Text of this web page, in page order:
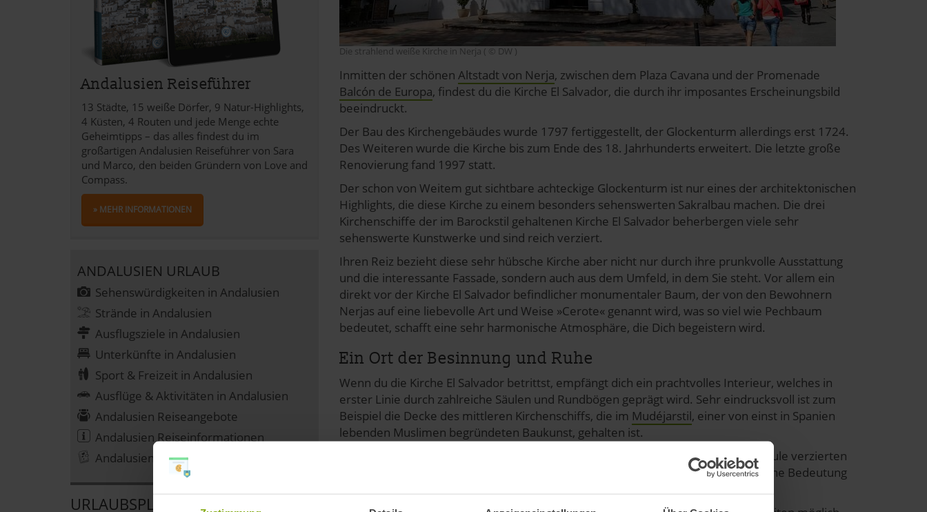
Die strahlend weiße Kirche in Nerja ( © DW )
Inmitten der schönen Altstadt von Nerja, zwischen dem Plaza Cavana und der Promenade
Balcón de Europa, findest du die Kirche El Salvador, die durch ihr imposantes Erscheinungsbild
beeindruckt.
Der Bau des Kirchengebäudes wurde 1797 fertiggestellt, der Glockenturm allerdings erst 1724.
Des Weiteren wurde die Kirche bis zum Ende des 18. Jahrhunderts erweitert. Die letzte große
Renovierung fand 1997 statt.
Der schon von Weitem gut sichtbare achteckige Glockenturm ist nur eines der architektonischen
Highlights, die diese Kirche zu einem besonders sehenswerten Sakralbau machen. Die drei
Kirchenschiffe der im Barockstil gehaltenen Kirche El Salvador beherbergen viele sehr
sehenswerte Kunstwerke und sind reich verziert.
Ihren Reiz bezieht diese sehr hübsche Kirche aber nicht nur durch ihre prunkvolle Ausstattung
und die interessante Fassade, sondern auch aus dem Umfeld, in dem Sie steht. Vor allem ein
direkt vor der Kirche El Salvador befindlicher monumentaler Baum, der von den Bewohnern
Nerjas auf eine liebevolle Art und Weise »Cerote« genannt wird, was so viel wie Pechbaum
bedeutet, schafft eine sehr harmonische Atmosphäre, die Dich begeistern wird.
Ein Ort der Besinnung und Ruhe
Wenn du die Kirche El Salvador betrittst, empfängt dich ein prachtvolles Interieur, welches in
erster Linie durch zahlreiche Säulen und Rundbögen geprägt wird. Sehr eindrucksvoll ist zum
Beispiel die Decke des mittleren Kirchenschiffs, die im Mudéjarstil, einer von einst in Spanien
lebenden Muslimen begründeten Baukunst, gehalten ist.
Aber auch die mit sehr kunstvollen Fresken in der Machart der Granadischen Schule verzierten
Gebetsnischen sind überaus sehenswert und verdeutlichen die kunstgeschichtliche Bedeutung
Andalusien Reiseführer
13 Städte, 15 weiße Dörfer, 9 Natur-Highlights,
4 Küsten, 4 Routen und jede Menge echte
Geheimtipps – das alles findest du im
großartigen Andalusien Reiseführer von Sara
und Marco, den beiden Gründern von Love and
Compass.
» MEHR INFORMATIONEN
ANDALUSIEN URLAUB
Sehenswürdigkeiten in Andalusien
Strände in Andalusien
Ausflugsziele in Andalusien
Unterkünfte in Andalusien
Sport & Freizeit in Andalusien
Ausflüge & Aktivitäten in Andalusien
Andalusien Reiseangebote
Andalusien Reiseinformationen
Andalusien Reiseberichte
URLAUBSPLANER